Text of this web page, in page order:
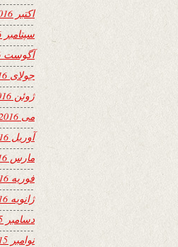
اکتبر 2016
سپتامبر 2016
آگوست 2016
جولای 2016
ژوئن 2016
می 2016
آوریل 2016
مارس 2016
فوریه 2016
ژانویه 2016
دسامبر 2015
نوامبر 2015